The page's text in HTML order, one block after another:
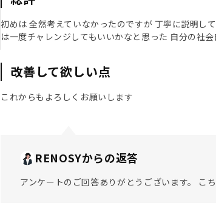
初めは 全然考えていなかったのですが 丁寧に説明し
は一度チャレンジしてもいいかなと思った 自分の社
改善して欲しい点
これからもよろしくお願いします
RENOSYからの返答
アンケートのご回答ありがとうございます。 こ